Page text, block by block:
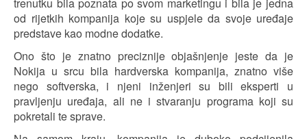
od rijetkih kompanija koje su uspjele da svoje uređaje
predstave kao modne dodatke.
Ono što je znatno preciznije objašnjenje jeste da je
Nokija u srcu bila hardverska kompanija, znatno više
nego softverska, i njeni inženjeri su bili eksperti u
pravljenju uređaja, ali ne i stvaranju programa koji su
pokretali te sprave.